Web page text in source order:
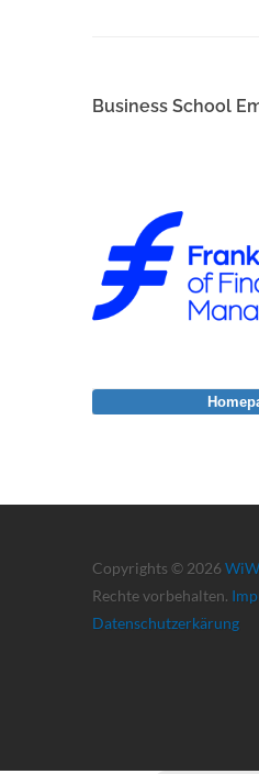
Business School
Copyrights © 2026
Rechte vorbehalten.
Datenschutzerkärung